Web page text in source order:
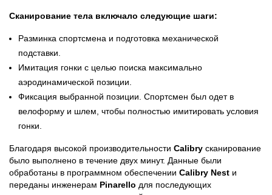
Сканирование тела включало следующие шаги:
Разминка спортсмена и подготовка механической
подставки.
Имитация гонки с целью поиска максимально
аэродинамической позиции.
Фиксация выбранной позиции. Спортсмен был одет в
велоформу и шлем, чтобы полностью имитировать условия
гонки.
Благодаря высокой производительности Calibry сканирование
было выполнено в течение двух минут. Данные были
обработаны в программном обеспечении Calibry Nest и
переданы инженерам Pinarello для последующих